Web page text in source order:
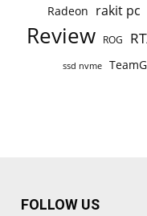
Radeon rakit pc
Review ROG
ssd nvme
FOLLOW US